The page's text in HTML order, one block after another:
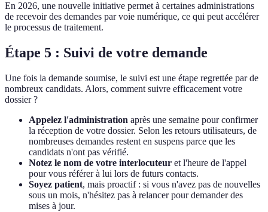
En 2026, une nouvelle initiative permet à certaines administrations
de recevoir des demandes par voie numérique, ce qui peut accélérer
le processus de traitement.
Étape 5 : Suivi de votre demande
Une fois la demande soumise, le suivi est une étape regrettée par de
nombreux candidats. Alors, comment suivre efficacement votre
dossier ?
Appelez l'administration après une semaine pour confirmer
la réception de votre dossier. Selon les retours utilisateurs, de
nombreuses demandes restent en suspens parce que les
candidats n'ont pas vérifié.
Notez le nom de votre interlocuteur et l'heure de l'appel
pour vous référer à lui lors de futurs contacts.
Soyez patient, mais proactif : si vous n'avez pas de nouvelles
sous un mois, n'hésitez pas à relancer pour demander des
mises à jour.